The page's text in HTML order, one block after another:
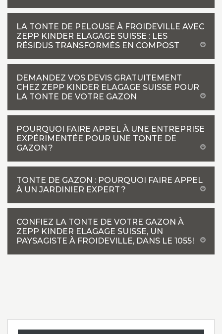
LA TONTE DE PELOUSE À FROIDEVILLE AVEC
ZEPP KINDER ELAGAGE SUISSE : LES
RÉSIDUS TRANSFORMÉS EN COMPOST
DEMANDEZ VOS DEVIS GRATUITEMENT
CHEZ ZEPP KINDER ELAGAGE SUISSE POUR
LA TONTE DE VOTRE GAZON
POURQUOI FAIRE APPEL À UNE ENTREPRISE
EXPÉRIMENTÉE POUR UNE TONTE DE
GAZON ?
TONTE DE GAZON : POURQUOI FAIRE APPEL
À UN JARDINIER EXPERT ?
CONFIEZ LA TONTE DE VOTRE GAZON À
ZEPP KINDER ELAGAGE SUISSE, UN
PAYSAGISTE À FROIDEVILLE, DANS LE 1055 !